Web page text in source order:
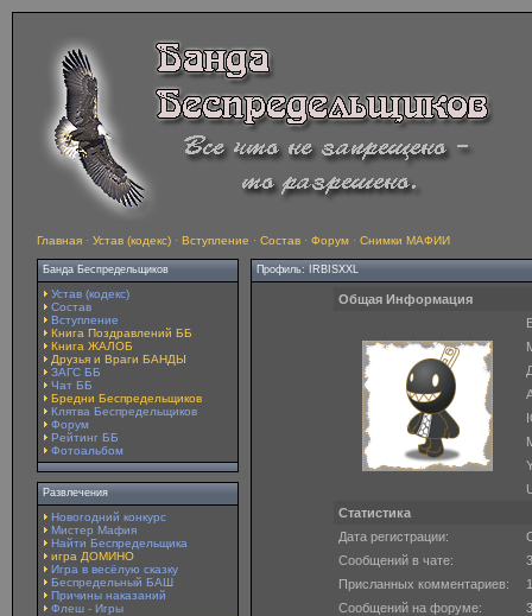
Главная · Устав (кодекс) · Вступление · Состав · Форум · Снимки МАФИИ
Банда Беспредельщиков
Устав (кодекс)
Состав
Вступление
Книга Поздравлений ББ
Книга ЖАЛОБ
Друзья и Враги БАНДЫ
ЗАГС ББ
Чат ББ
Бредни Беспредельщиков
Клятва Беспредельщиков
Форум
Рейтинг ББ
Фотоальбом
Развлечения
Новогодний конкурс
Мистер Мафия
Найти Беспредельщика
игра ДОМИНО
Игра в весёлую сказку
Беспредельный БАШ
Причины наказаний
Флеш - Игры
Профиль: IRBISXXL
Общая Информация
Статистика
Дата регистрации:
Сообщений в чате:
Присланных комментариев:
Сообщений на форуме: